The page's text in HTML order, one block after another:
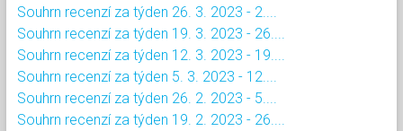
Souhrn recenzí za týden 26. 3. 2023 - 2....
Souhrn recenzí za týden 19. 3. 2023 - 26....
Souhrn recenzí za týden 12. 3. 2023 - 19....
Souhrn recenzí za týden 5. 3. 2023 - 12....
Souhrn recenzí za týden 26. 2. 2023 - 5....
Souhrn recenzí za týden 19. 2. 2023 - 26....